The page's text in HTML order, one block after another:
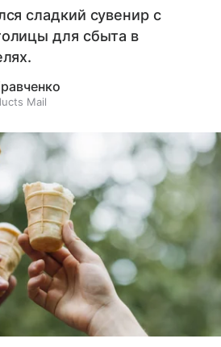
сладкий сувенир с
для сбыта в
Mail